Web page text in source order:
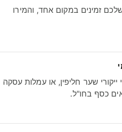
זמינים במקום אחד, והמירו
שער חליפין, או עמלות עסקה
כסף בחו"ל.